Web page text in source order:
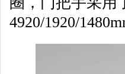
4920/1920/